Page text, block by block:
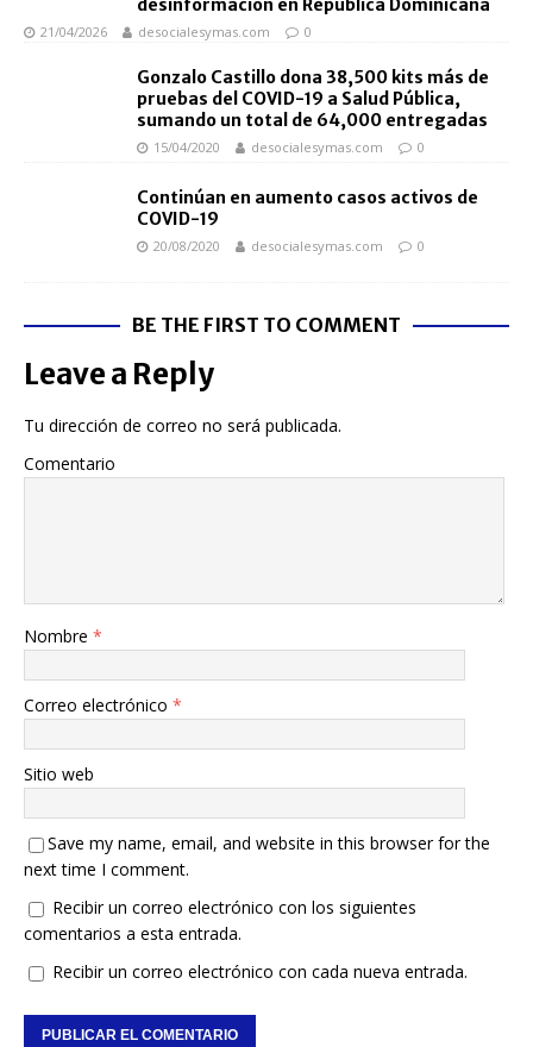
desinformación en República Dominicana
21/04/2026 desocialesymas.com 0
Gonzalo Castillo dona 38,500 kits más de
pruebas del COVID-19 a Salud Pública,
sumando un total de 64,000 entregadas
15/04/2020 desocialesymas.com 0
Continúan en aumento casos activos de
COVID-19
20/08/2020 desocialesymas.com 0
BE THE FIRST TO COMMENT
Leave a Reply
Tu dirección de correo no será publicada.
Comentario
Nombre *
Correo electrónico *
Sitio web
Save my name, email, and website in this browser for the
next time I comment.
Recibir un correo electrónico con los siguientes
comentarios a esta entrada.
Recibir un correo electrónico con cada nueva entrada.